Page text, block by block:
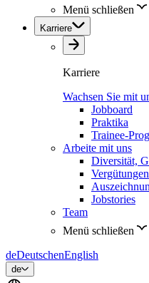
Menü schließen
Karriere
Karriere
Wachsen Sie mit
Jobboard
Praktika
Trainee-
Arbeite mit uns
Diversität,
Vergütungen
Jobstories
Team
Menü schließen
deDeutschenEnglish
de